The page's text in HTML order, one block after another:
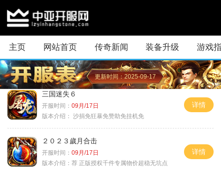
主页 网站首页 传奇新闻 装备升级 游戏
更新时间：2025-09-17
三国迷失６
开服时间： 09月/17日
版本介绍： 沙捐免狂暴免赞助免挂机免
详情
２０２３歲月合击
开服时间： 09月/17日
版本介绍： 荐 正版授权千件专属物价超稳无坑点
详情